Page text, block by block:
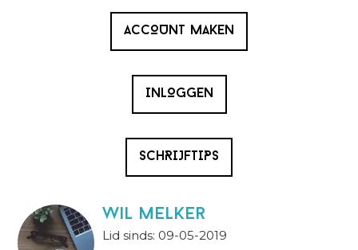
ACCOUNT MAKEN
INLOGGEN
SCHRIJFTIPS
wil melker
Lid sinds: 09-05-2019